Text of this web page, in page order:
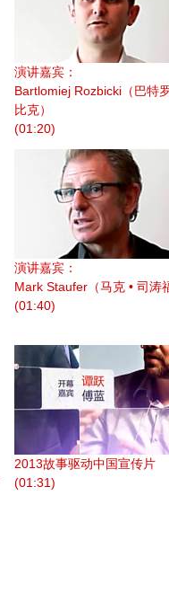
演讲嘉宾：
Bartlomiej Rozbicki（巴特
比克）
(01:20)
演讲嘉宾：
Mark Staufer（马克 • 司涛
(01:40)
2013故事驱动中国宣传片
(01:31)